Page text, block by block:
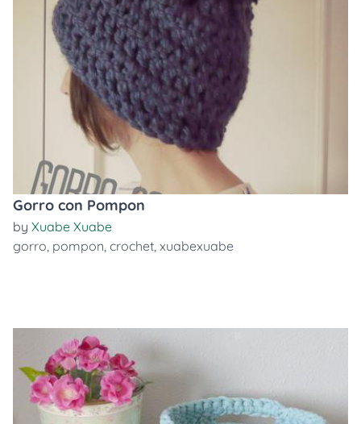
Gorro con Pompon
by Xuabe Xuabe
gorro, pompon, crochet, xuabexuabe